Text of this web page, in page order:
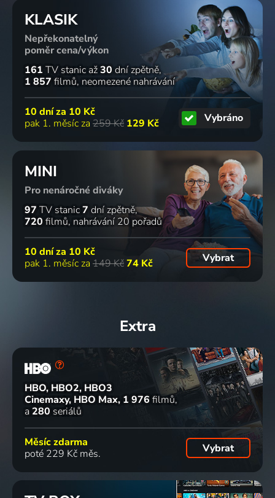
KLASIK
Nepřekonatelný
poměr cena/výkon
161 TV stanic až30 dní zpětně
1 857 filmů neomezené nahrávání
10 dní za 10 Kč
pak 1. měsíc za 259 Kč 129 Kč Vybráno
MINI
Pro nenáročné diváky
97 TV stanic7 dní zpětně
720 filmů nahrávání 20 pořadů
10 dní za 10 Kč
pak 1. měsíc za 149 Kč74 Kč Vybrat
Extra
HBO, HBO2, HBO3
Cinemaxy, HBO Max 1 976 filmů
a 280 seriálů
Měsíc zdarma
poté 229 Kč měs.
Vybrat